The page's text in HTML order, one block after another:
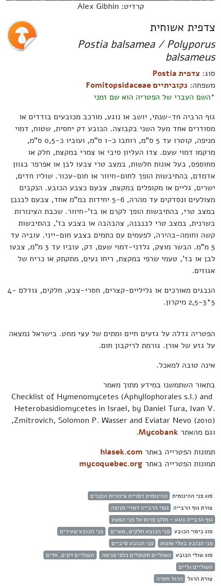
קרדיט: Alex Gibhin
צדפית אשוחית
Postia balsamea / Polyporus
balsameus
סוג:צדפית Postia
משפחה:נקוביתיים Fomitopsidaceae
*השם העברי של הפטריה הוא שם זמני
גוף הרביה חד-שנתי, יושב או נוגע, מורכב מכובעים בודדים או
מסודרים אחד מעל השני בקבוצה. הכובע דק יחסית, שטוח, דמוי
מניפה, קוטרו עד 5 ס"מ, רוחבו כ-1 ס"מ, ועוביו כ-0,5 ס"מ,
מרקמו דמוי שעם. צדו העליון סיבי או צמרי במקצת, חלק או
מחוספס, בעל אונות חלשות, במצב טרי צבעו לבן או אפרפר בגוון
אדמדם, בהתיבשות הופך לחום-חיוור או חום-עכור. שוליו חדים,
ישרים, גליים או מקופלים במקצת, צבעם כצבע הכובע. הנקבים
מצולעים ונסדקים עד מהרה, 5-6 יחידות במ"מ אחד, צבעם לבנבן
במצב טרי, בהתיבשות הופך לקרם או בז'-חיוור. שכבת הצינורות
בשרנית, במצב טרי לבנבנה, צהבהבה או בצבע בז', בהתיבשות
קשה וחומה-בהירה, לפעמים עם כתמים בצבע חום-ייני. עוביה עד
5 מ"מ. הבשר מוצק, גלדני-דמוי שעם, דק, עוביו עד 3 מ"מ, צבעו
לבן או בז', טעמי שרפי במקצת, ריחו נעים, מתקתק או כריח של
אגוזים.
הנבגים מאורכים או גליליים-קצרים, חסרי-צבע, חלקים, גודלם 4-
הפטריה גדלה על גזעים חיים ומתים של עצי מחט. בישראל נמצאה
על גזע של אורן. גורמת לריקבון חום.
אינה טובה למאכל.
בתאור השתמשנו במידע מתוך מאמר
Checklist of Hymenomycetes (Aphyllophorales s.l.) and
Heterobasidiomycetes in Israel, by Daniel Tura, Ivan V.
Zmitrovich, Solomon P. Wasser and Eviatar Nevo (2010),
וגם מהאתרMycobank
.
תמונות הפטרייה באתרhlasek.com
תמונות הפטרייה באתרmycoquebec.org
סוג פני ההינומית ההינומית דמויית צינורות ונקבים
צורת גוף הרבייה גופי הרבייה דמויי מניפה
גוף הרבייה נוגע - חלקו פרוס על פני המצע
סוג כיסוי הכובע פני הכובע חלקים, משיים
פני הכובע שעירים
פני הכובע בעלי אונות
פני הכובע סיביים
סוג שולי הכובע השוליים מקופלים כלפי פנימה
השוליים דקים, חדים
השוליים גליים
צורת הרגל הרגל חסרה